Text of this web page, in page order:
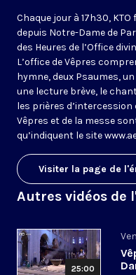
Chaque jour à 17h30,
depuis Notre-Dame de
des Heures de l’Office
L’office de Vêpres
hymne, deux Psaumes,
une lecture brève, le
les prières d’intercession
Vêpres et de la messe
qu’indiquent le site
Visiter la page de
Autres vidéos de
25:00